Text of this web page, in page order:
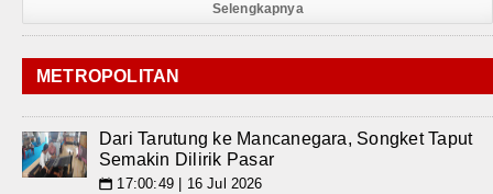
Selengkapnya
METROPOLITAN
Dari Tarutung ke Mancanegara, Songket Taput
Semakin Dilirik Pasar
📅 17:00:49 | 16 Jul 2026